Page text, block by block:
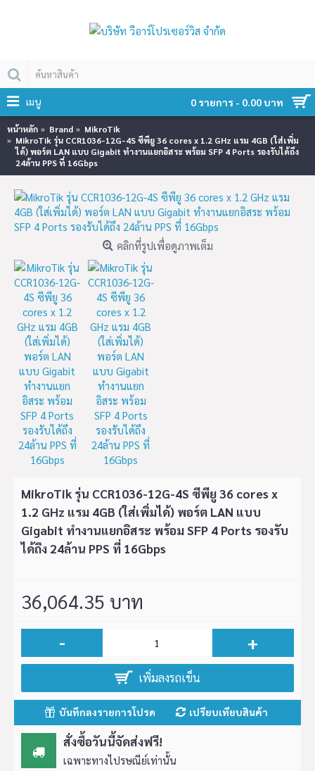
0 รายการ - 0.00 บาท
เมนู
หน้าหลัก Brand
MikroTik
MikroTik รุ่น CCR1036-12G-4S ซีพียู 36 cores x 1.2 GHz แรม 4GB (ใส่เพิ่ม
ได้) พอร์ต LAN แบบ Gigabit ทำงานแยกอิสระ พร้อม SFP 4 Ports รองรับได้ถึง
24ล้าน PPS ที่ 16Gbps
คลิกที่รูปเพื่อดูภาพเต็ม
MikroTik รุ่น CCR1036-12G-4S ซีพียู 36 cores x
1.2 GHz แรม 4GB (ใส่เพิ่มได้) พอร์ต LAN แบบ
Gigabit ทำงานแยกอิสระ พร้อม SFP 4 Ports รองรับ
ได้ถึง 24ล้าน PPS ที่ 16Gbps
36,064.35 บาท
- +
เพิ่มลงรถเข็น
บันทึกลงรายการโปรด เปรียบเทียบสินค้า
สั่งซื้อวันนี้จัดส่งฟรี!
เฉพาะทางไปรษณีย์เท่านั้น